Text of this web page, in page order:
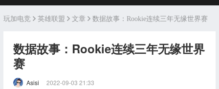
玩加电竞 英雄联盟 文章 数据故事：Rookie连续三年无缘世界赛
数据故事：Rookie连续三年无缘世界
赛
Asisi 2022-09-03 21:33